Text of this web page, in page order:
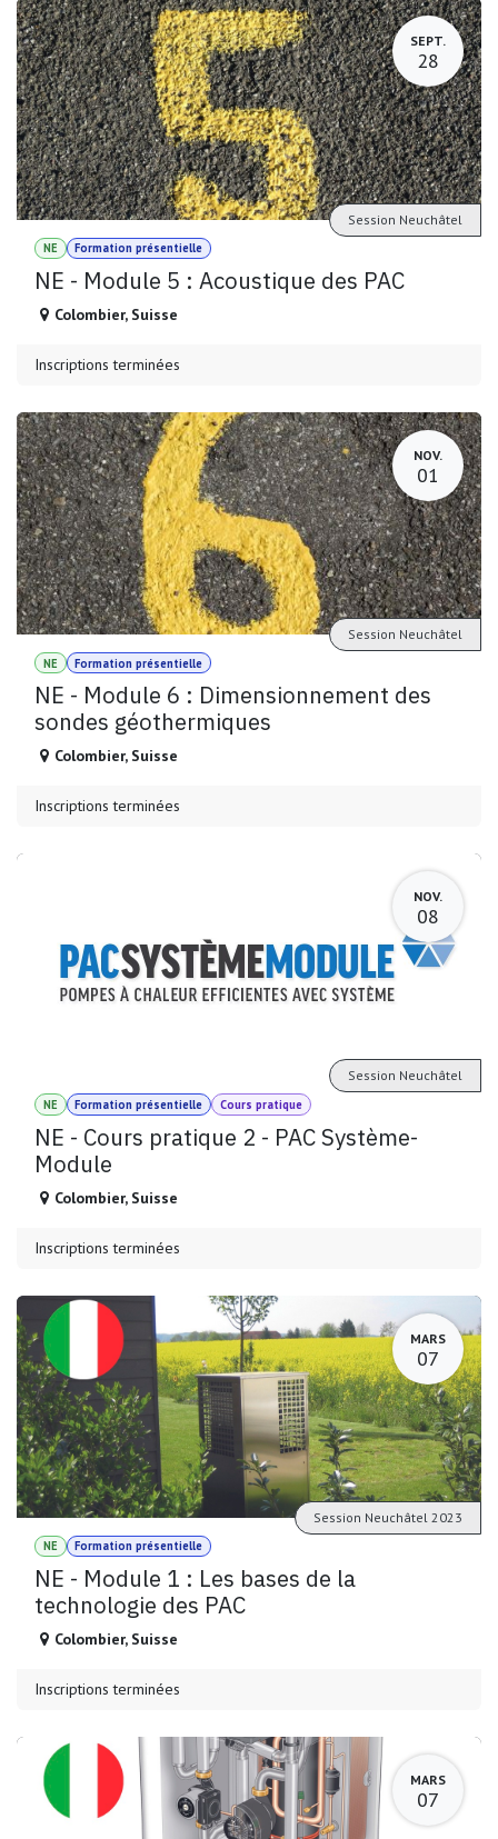
SEPT.
28
NE Formation présentielle
NE - Module 5 : Acoustique des PAC
Session Neuchâtel
Colombier, Suisse
Inscriptions terminées
NOV.
01
NE Formation présentielle
NE - Module 6 : Dimensionnement des
sondes géothermiques
Session Neuchâtel
Colombier, Suisse
Inscriptions terminées
NOV.
08
NE Formation présentielle Cours pratique
NE - Cours pratique 2 - PAC Système-
Module
Session Neuchâtel
Colombier, Suisse
Inscriptions terminées
MARS
07
NE Formation présentielle
NE - Module 1 : Les bases de la
technologie des PAC
Session Neuchâtel 2023
Colombier, Suisse
Inscriptions terminées
MARS
07